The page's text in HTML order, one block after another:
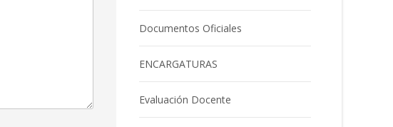
Documentos Oficiales
ENCARGATURAS
Evaluación Docente